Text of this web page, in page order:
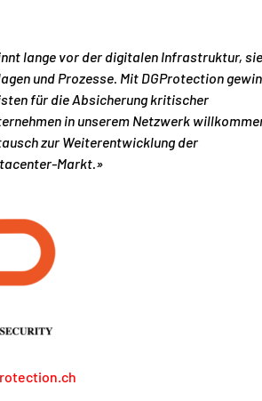
lange vor der digitalen Infrastruktur, sie
und Prozesse. Mit DGProtection
für die Absicherung kritischer
in unserem Netzwerk
zur Weiterentwicklung der
Markt.»